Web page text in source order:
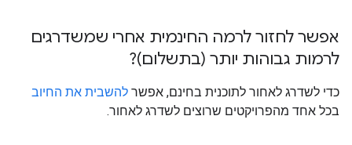
אפשר לחזור לרמה החינמית אחרי שמשדרגים
לרמות גבוהות יותר (בתשלום)?
כדי לשדרג לאחור לתוכנית בחינם, אפשר להשבית את החיוב
בכל אחד מהפרויקטים שרוצים לשדרג לאחור.